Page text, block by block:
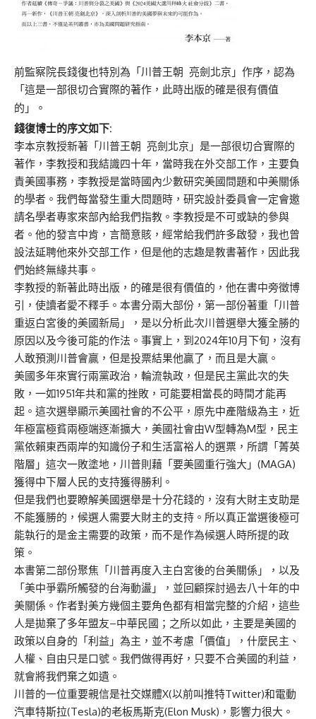
前監察院長錢復也特別為「川普王朝 亮劍北京」作序，認為
「這是一部很切合實際的著作，此時出版的確是很有價值
的」。
錢復博士的序文如下:
李本京教授新著「川普王朝 亮劍北京」是一部很切合實際的
著作，李教授和我結識四十年，當時我在外交部工作，主要負
責美國事務，李教授是當時國內少數研究美國問題和中美關係
的學者。我們每當發生重大問題時，研究設計委員會一定會邀
請名學者專家來部內給我們指教。李教授是不可或缺的參與
者。他的發言中肯，言簡意賅，經常給我們許多啟發，我也曾
設法延聘他來外交部工作，但是他的志趣是教書著作，因此我
們始終無緣共事。
李教授的新著此時出版，的確是很有價值的，他在書中旁徵博
引 ，使讀者愛不釋手。本書分兩大部份，第一部份著重「川普
重返白宮後的美國新局」，是以分析此次川普選舉大獲全勝的
原因以及今後可能的作法。事實上，到2024年10月下旬，沒有
人敢預測川普會贏，但是投票結果他贏了，而且是大贏。
美國多年來實行兩黨政治，輪流執政，但是民主黨此次的失
敗，一如1951年共和黨的挫敗，可能要相當長的時間才能再
起。這次選舉顯示美國社會的不公平，原先中產階級為主，近
年極富極貧兩極端逐漸擴大，美國社會由W型轉為M型，民主
黨依賴東西兩岸的知識份子和生活富裕人的選票，所謂「菁英
階層」這次一敗塗地，川普則藉「要美國重行強大」(MAGA)
獲得中下層人民的支持獲得勝利。
但是我們也要瞭解美國選舉是十分花錢的，沒有大財主支助是
不能獲勝的，候選人需要大財主的支持。所以真正當選後極可
能執行的是金主需要的政策，而不是作為候選人時所提的政
策。
本書第二部份聚焦「川普再度入主白宮後的台美關係」，以及
「美中爭霸所觸發的台海動盪」，並回顧探討過去八十年的中
美關係。作者對美方幾個主要角色都有相當完整的介紹，這些
人是拋棄了多年盟友–中華民國；之所以如此，主要是美國的
政策以自身的「利益」為主，並不考慮「價值」，什麼民主、
人權、自由只是口號。我們做得再好，只要不合美國的利益，
就會將我們棄之如遺。
川普的一位重要親信是社交媒體X(以前叫推特Twitter)和電動
汽車特斯拉(Tesla)的老板馬斯克(Elon Musk)，影響力很大。